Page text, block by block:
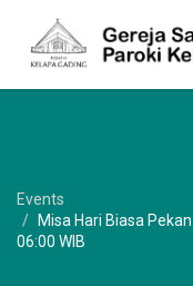
Events
Misa Hari Biasa
06:00 WIB